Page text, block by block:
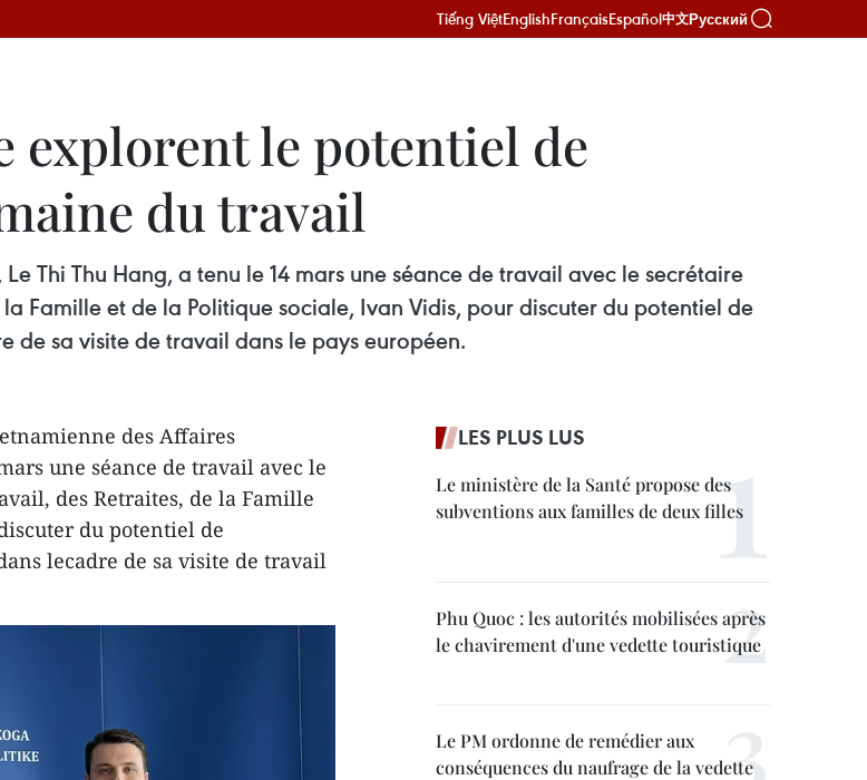
Tiếng ViệtEnglishFrançaisEspañol中文Русский
explorent le potentiel de
du travail
Thi Thu Hang, a tenu le 14 mars une séance de travail avec le secrétaire
Famille et de la Politique sociale, Ivan Vidis, pour discuter du potentiel de
de sa visite de travail dans le pays européen.
des Affaires
une séance de travail avec le
des Retraites, de la Famille
du potentiel de
lecadre de sa visite de travail
LES PLUS LUS
Le ministère de la Santé propose des
subventions aux familles de deux filles
Phu Quoc : les autorités mobilisées après
le chavirement d'une vedette touristique
Le PM ordonne de remédier aux
conséquences du naufrage de la vedette